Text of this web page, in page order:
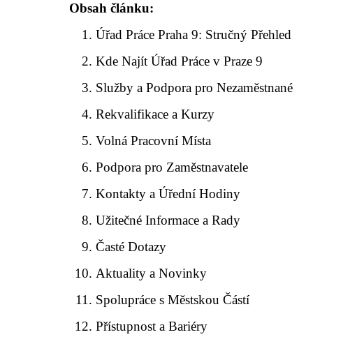
Obsah článku:
Úřad Práce Praha 9: Stručný Přehled
Kde Najít Úřad Práce v Praze 9
Služby a Podpora pro Nezaměstnané
Rekvalifikace a Kurzy
Volná Pracovní Místa
Podpora pro Zaměstnavatele
Kontakty a Úřední Hodiny
Užitečné Informace a Rady
Časté Dotazy
Aktuality a Novinky
Spolupráce s Městskou Částí
Přístupnost a Bariéry